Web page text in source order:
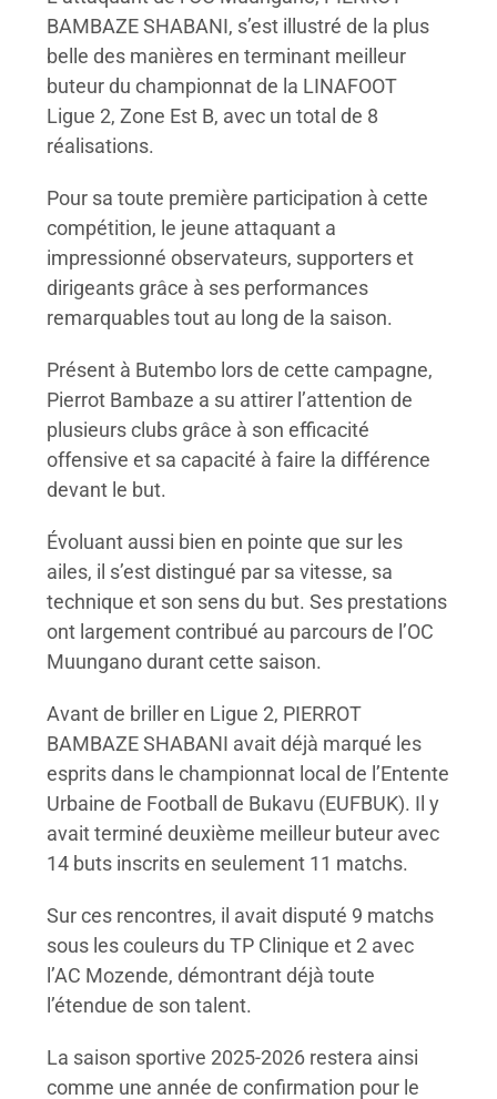
BAMBAZE SHABANI, s’est illustré de la plus
belle des manières en terminant meilleur
buteur du championnat de la LINAFOOT
Ligue 2, Zone Est B, avec un total de 8
réalisations.
Pour sa toute première participation à cette
compétition, le jeune attaquant a
impressionné observateurs, supporters et
dirigeants grâce à ses performances
remarquables tout au long de la saison.
Présent à Butembo lors de cette campagne,
Pierrot Bambaze a su attirer l’attention de
plusieurs clubs grâce à son efficacité
offensive et sa capacité à faire la différence
devant le but.
Évoluant aussi bien en pointe que sur les
ailes, il s’est distingué par sa vitesse, sa
technique et son sens du but. Ses prestations
ont largement contribué au parcours de l’OC
Muungano durant cette saison.
Avant de briller en Ligue 2, PIERROT
BAMBAZE SHABANI avait déjà marqué les
esprits dans le championnat local de l’Entente
Urbaine de Football de Bukavu (EUFBUK). Il y
avait terminé deuxième meilleur buteur avec
14 buts inscrits en seulement 11 matchs.
Sur ces rencontres, il avait disputé 9 matchs
sous les couleurs du TP Clinique et 2 avec
l’AC Mozende, démontrant déjà toute
l’étendue de son talent.
La saison sportive 2025-2026 restera ainsi
comme une année de confirmation pour le